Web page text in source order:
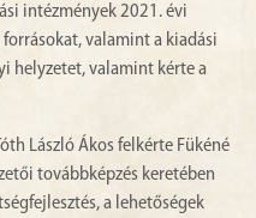
intézmények 2021. évi
valamint a kiadási
helyzetet, valamint kérte a
László Ákos felkérte Fükéné
továbbképzés keretében
a lehetőségek